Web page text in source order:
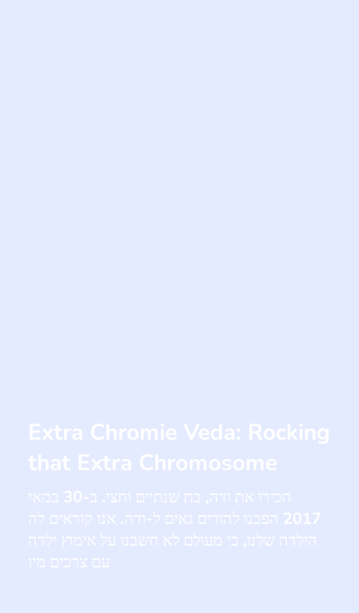
Extra Chromie Veda: Rocking
that Extra Chromosome
הכירו את ודה, בת שנתיים וחצי. ב-30 במאי
2017 הפכנו להורים גאים ל-ודה. אנו קוראים לה
הילדה שלנו, כי מעולם לא חשבנו על אימוץ ילדה
עם צרכים מיו